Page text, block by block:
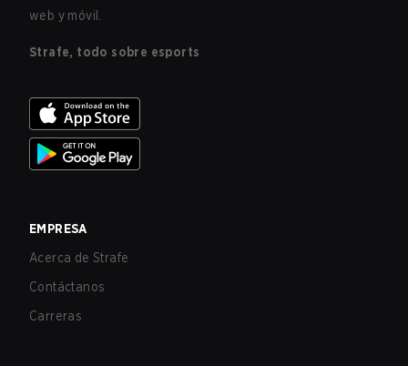
web y móvil.
Strafe, todo sobre esports
EMPRESA
Acerca de Strafe
Contáctanos
Carreras